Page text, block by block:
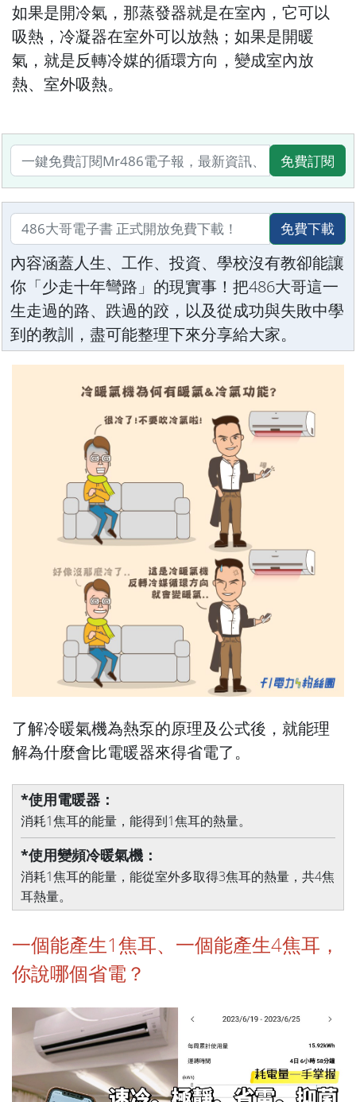
如果是開冷氣，那蒸發器就是在室內，它可以
吸熱，冷凝器在室外可以放熱；如果是開暖
氣，就是反轉冷媒的循環方向，變成室內放
熱、室外吸熱。
免費訂閱
免費下載
內容涵蓋人生、工作、投資、學校沒有教卻能讓
你「少走十年彎路」的現實事！把486大哥這一
生走過的路、跌過的跤，以及從成功與失敗中學
到的教訓，盡可能整理下來分享給大家。
了解冷暖氣機為熱泵的原理及公式後，就能理
解為什麼會比電暖器來得省電了。
*使用電暖器：
消耗1焦耳的能量，能得到1焦耳的熱量。
*使用變頻冷暖氣機：
消耗1焦耳的能量，能從室外多取得3焦耳的熱量，共4焦
耳熱量。
一個能產生1焦耳、一個能產生4焦耳，
你說哪個省電？